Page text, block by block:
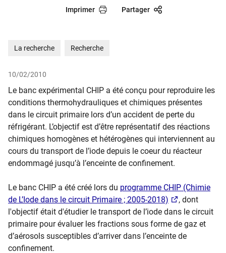
Imprimer Partager
La recherche Recherche
10/02/2010
Le banc expérimental CHIP a été conçu pour reproduire les
conditions thermohydrauliques et chimiques présentes
dans le circuit primaire lors d’un accident de perte du
réfrigérant. L’objectif est d’être représentatif des réactions
chimiques homogènes et hétérogènes qui interviennent au
cours du transport de l’iode depuis le coeur du réacteur
endommagé jusqu’à l’enceinte de confinement.​
Le banc CHIP a été créé lors du programme CHIP (Chimie
de L’Iode dans le circuit Primaire ; 2005-2018)
, dont
l'objectif était d'étudier le transport de l’iode dans le circuit
primaire pour évaluer les fractions sous forme de gaz et
d’aérosols susceptibles d’arriver dans l’enceinte de
confinement.